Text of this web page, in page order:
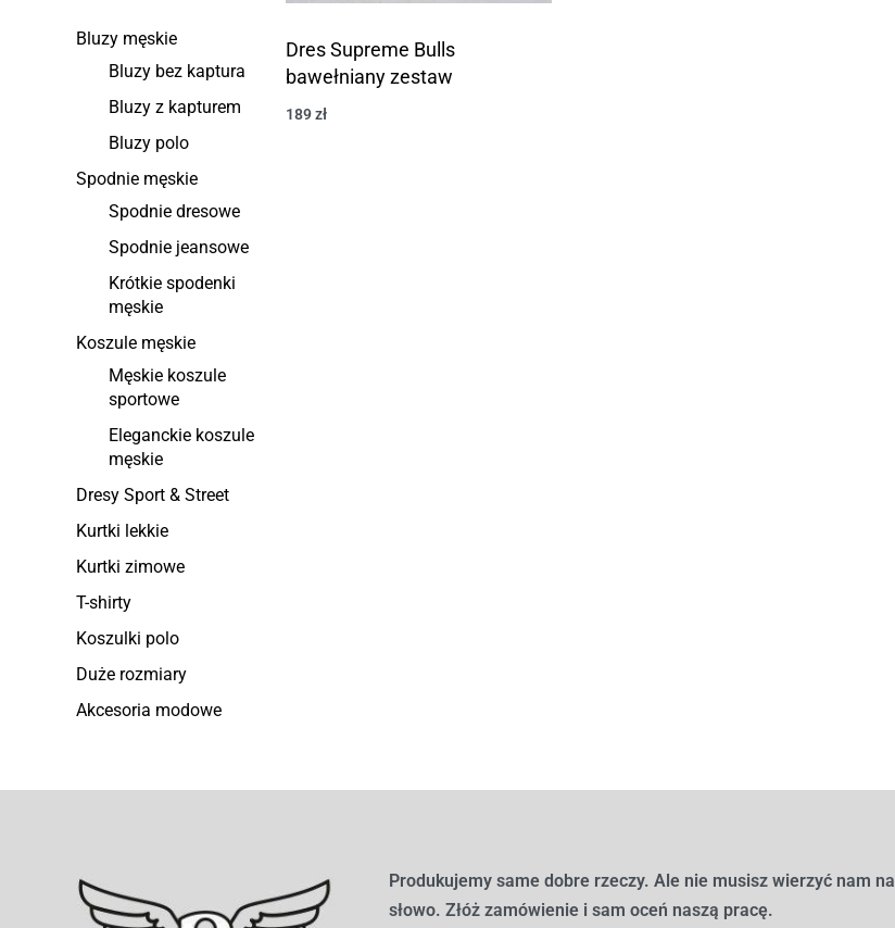
Bluzy męskie
Bluzy bez kaptura
Bluzy z kapturem
Bluzy polo
Spodnie męskie
Spodnie dresowe
Spodnie jeansowe
Krótkie spodenki
męskie
Koszule męskie
Męskie koszule
sportowe
Eleganckie koszule
męskie
Dresy Sport & Street
Kurtki lekkie
Kurtki zimowe
T-shirty
Koszulki polo
Duże rozmiary
Akcesoria modowe
Dres Supreme Bulls
bawełniany zestaw
189zł
Produkujemy same dobre rzeczy. Ale nie musisz wierzyć nam na
słowo. Złóż zamówienie i sam oceń naszą pracę.